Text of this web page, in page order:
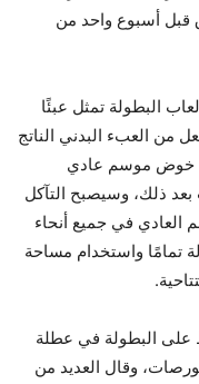
قبل أسبوع واحد من
البطولة تمثل عبئًا
من العبء البدني الناتج
خوض موسم عادي
ذلك، وسيصبح التآكل
العادي في جميع أنحاء
تمامًا واستخدام مساحة
على البطولة في عطلة
وقال العديد من